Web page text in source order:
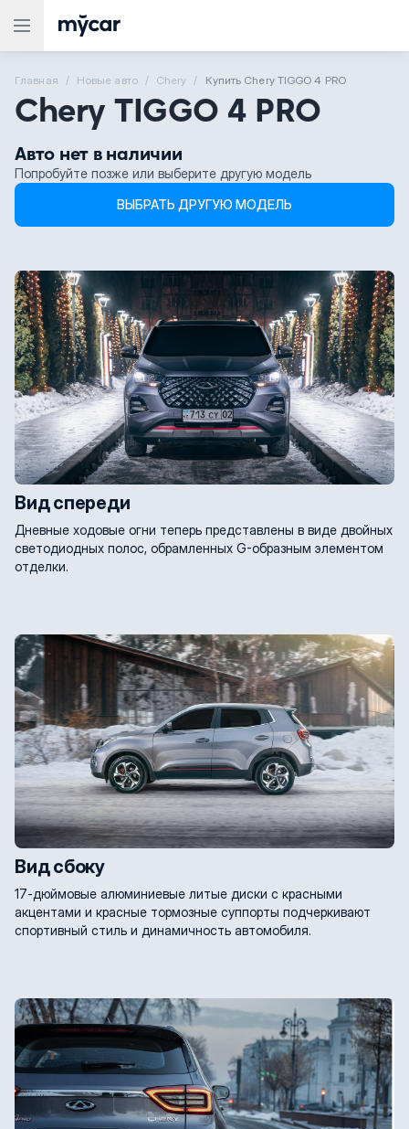
Главная Новые aвто Chery Купить Chery TIGGO 4 PRO
Chery TIGGO 4 PRO
Авто нет в наличии
Попробуйте позже или выберите другую модель
ВЫБРАТЬ ДРУГУЮ МОДЕЛЬ
Вид спереди
Дневные ходовые огни теперь представлены в виде двойных
светодиодных полос, обрамленных G-образным элементом
отделки.
Вид сбоку
17-дюймовые алюминиевые литые диски с красными
акцентами и красные тормозные суппорты подчеркивают
спортивный стиль и динамичность автомобиля.